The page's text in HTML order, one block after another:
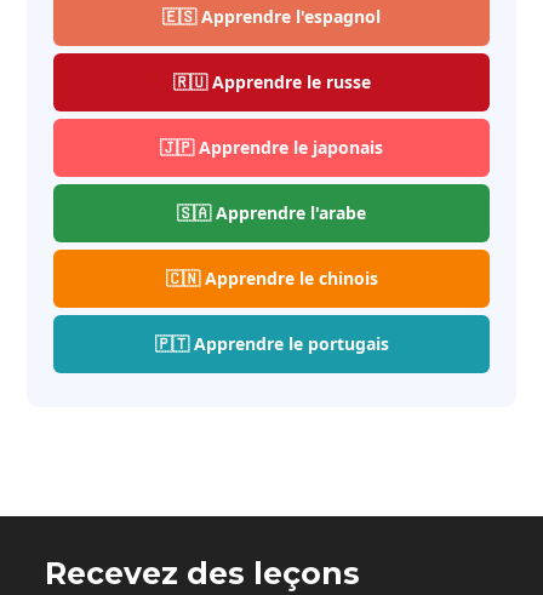
🇪🇸 Apprendre l'espagnol
🇷🇺 Apprendre le russe
🇯🇵 Apprendre le japonais
🇸🇦 Apprendre l'arabe
🇨🇳 Apprendre le chinois
🇵🇹 Apprendre le portugais
Recevez des leçons